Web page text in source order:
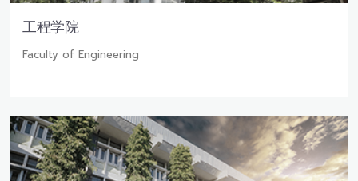
工程学院
Faculty of Engineering